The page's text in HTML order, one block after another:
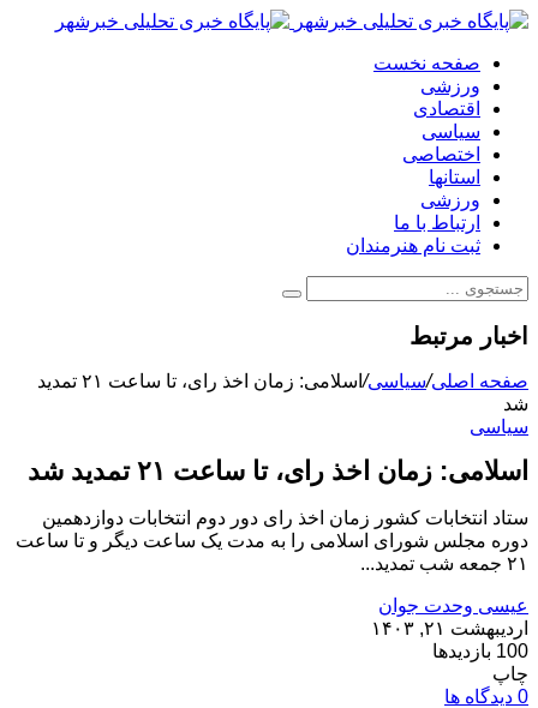
صفحه نخست
ورزشی
اقتصادی
سیاسی
اختصاصی
استانها
ورزشی
ارتباط با ما
ثبت نام هنرمندان
اخبار مرتبط
صفحه اصلی/سیاسی/
اسلامی: زمان اخذ رای، تا ساعت ۲۱ تمدید
شد
سیاسی
اسلامی: زمان اخذ رای، تا ساعت ۲۱ تمدید شد
ستاد انتخابات کشور زمان اخذ رای دور دوم انتخابات دوازدهمین
دوره مجلس شورای اسلامی را به مدت یک ساعت دیگر و تا ساعت
۲۱ جمعه شب تمدید...
عیسی وحدت جوان
اردیبهشت ۲۱, ۱۴۰۳
100 بازدیدها
چاپ
0 دیدگاه ها